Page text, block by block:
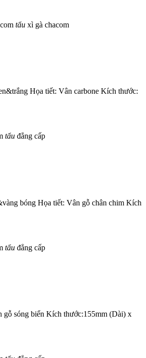
tẩu xì gà chacom
Họa tiết: Vân carbone Kích thước:
tẩu đẳng cấp
bóng Họa tiết: Vân gỗ chân chim Kích
tẩu đẳng cấp
gỗ sóng biển Kích thước:155mm (Dài) x